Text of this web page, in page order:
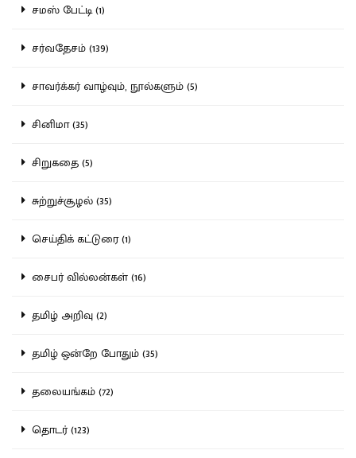
சமஸ் பேட்டி (1)
சர்வதேசம் (139)
சாவர்க்கர் வாழ்வும், நூல்களும் (5)
சினிமா (35)
சிறுகதை (5)
சுற்றுச்சூழல் (35)
செய்திக் கட்டுரை (1)
சைபர் வில்லன்கள் (16)
தமிழ் அறிவு (2)
தமிழ் ஒன்றே போதும் (35)
தலையங்கம் (72)
தொடர் (123)